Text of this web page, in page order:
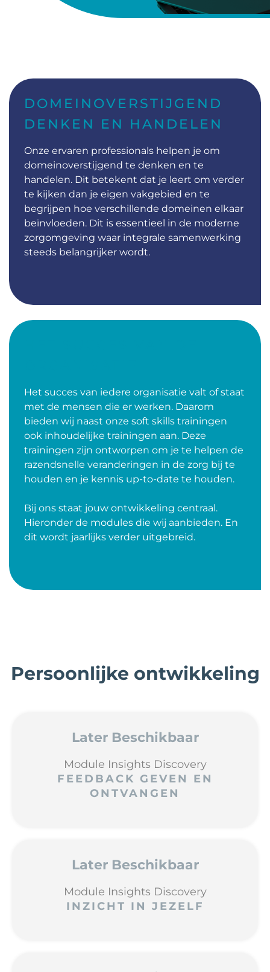
DOMEINOVERSTIJGEND
DENKEN EN HANDELEN
Onze ervaren professionals helpen je om
domeinoverstijgend te denken en te
handelen. Dit betekent dat je leert om verder
te kijken dan je eigen vakgebied en te
begrijpen hoe verschillende domeinen elkaar
beïnvloeden. Dit is essentieel in de moderne
zorgomgeving waar integrale samenwerking
steeds belangrijker wordt.
Het succes van iedere organisatie valt of staat
met de mensen die er werken. Daarom
bieden wij naast onze soft skills trainingen
ook inhoudelijke trainingen aan. Deze
trainingen zijn ontworpen om je te helpen de
razendsnelle veranderingen in de zorg bij te
houden en je kennis up-to-date te houden.
Bij ons staat jouw ontwikkeling centraal.
Hieronder de modules die wij aanbieden. En
dit wordt jaarlijks verder uitgebreid.
Persoonlijke ontwikkeling
Later Beschikbaar
Module Insights Discovery
FEEDBACK GEVEN EN
ONTVANGEN
Later Beschikbaar
Module Insights Discovery
INZICHT IN JEZELF